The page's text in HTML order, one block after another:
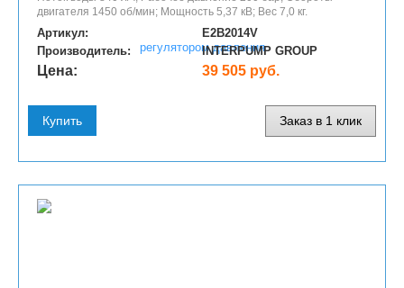
двигателя 1450 об/мин; Мощность 5,37 кВ; Вес 7,0 кг.
Артикул:
E2B2014V
Производитель:
INTERPUMP GROUP
Цена: 39 505 руб.
Купить Заказ в 1 клик